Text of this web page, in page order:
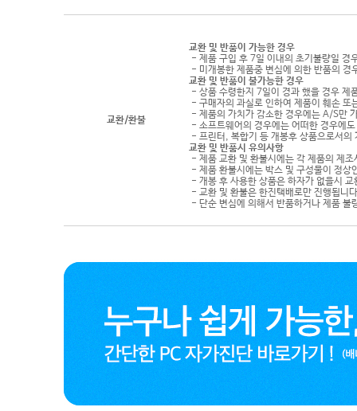
교환/환불
교환 및 반품이 가능한 경우
- 제품 구입 후 7일 이내의 초기불량일 경
- 미개봉한 제품중 변심에 의한 반품의 경
교환 및 반품이 불가능한 경우
- 상품 수령한지 7일이 경과 했을 경우 제
- 구매자의 과실로 인하여 제품이 훼손 또
- 제품의 가치가 감소한 경우에는 A/S만
- 소프트웨어의 경우에는 어떠한 경우에
- 프린터, 복합기 등 개봉후 상품으로서의
교환 및 반품시 유의사항
- 제품 교환 및 환불시에는 각 제품의 제
- 제품 환불시에는 박스 및 구성물이 정상
- 개봉 후 사용한 상품은 하자가 없을시
- 교환 및 환불은 한진택배로만 진행됩니
- 단순 변심에 의해서 반품하거나 제품